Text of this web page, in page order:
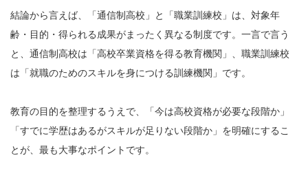
結論から言えば、「通信制高校」と「職業訓練校」は、対象年
齢・目的・得られる成果がまったく異なる制度です。一言で言う
と、通信制高校は「高校卒業資格を得る教育機関」、職業訓練校
は「就職のためのスキルを身につける訓練機関」です。
教育の目的を整理するうえで、「今は高校資格が必要な段階か」
「すでに学歴はあるがスキルが足りない段階か」を明確にするこ
とが、最も大事なポイントです。